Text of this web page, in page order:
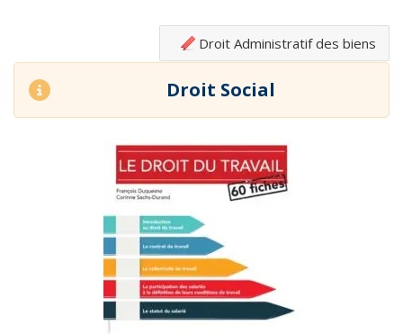
Droit Administratif des biens
Droit Social